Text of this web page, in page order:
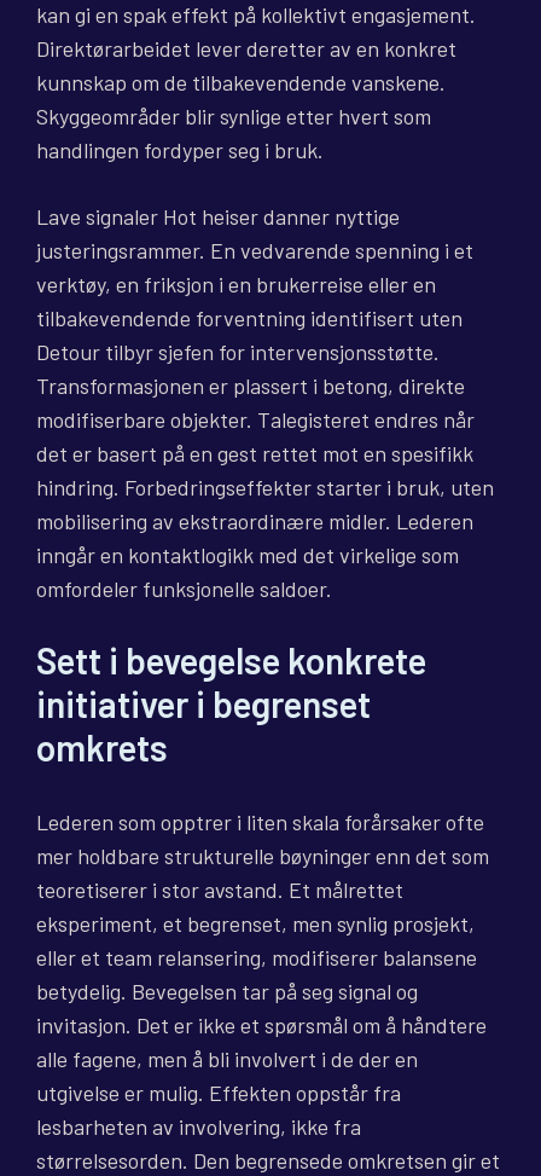
kan gi en spak effekt på kollektivt engasjement.
Direktørarbeidet lever deretter av en konkret
kunnskap om de tilbakevendende vanskene.
Skyggeområder blir synlige etter hvert som
handlingen fordyper seg i bruk.
Lave signaler Hot heiser danner nyttige
justeringsrammer. En vedvarende spenning i et
verktøy, en friksjon i en brukerreise eller en
tilbakevendende forventning identifisert uten
Detour tilbyr sjefen for intervensjonsstøtte.
Transformasjonen er plassert i betong, direkte
modifiserbare objekter. Talegisteret endres når
det er basert på en gest rettet mot en spesifikk
hindring. Forbedringseffekter starter i bruk, uten
mobilisering av ekstraordinære midler. Lederen
inngår en kontaktlogikk med det virkelige som
omfordeler funksjonelle saldoer.
Sett i bevegelse konkrete
initiativer i begrenset
omkrets
Lederen som opptrer i liten skala forårsaker ofte
mer holdbare strukturelle bøyninger enn det som
teoretiserer i stor avstand. Et målrettet
eksperiment, et begrenset, men synlig prosjekt,
eller et team relansering, modifiserer balansene
betydelig. Bevegelsen tar på seg signal og
invitasjon. Det er ikke et spørsmål om å håndtere
alle fagene, men å bli involvert i de der en
utgivelse er mulig. Effekten oppstår fra
lesbarheten av involvering, ikke fra
størrelsesorden. Den begrensede omkretsen gir et